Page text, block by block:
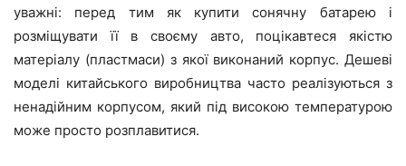
уважні: перед тим як купити сонячну батарею і
розміщувати її в своєму авто, поцікавтеся якістю
матеріалу (пластмаси) з якої виконаний корпус. Дешеві
моделі китайського виробництва часто реалізуються з
ненадійним корпусом, який під високою температурою
може просто розплавитися.